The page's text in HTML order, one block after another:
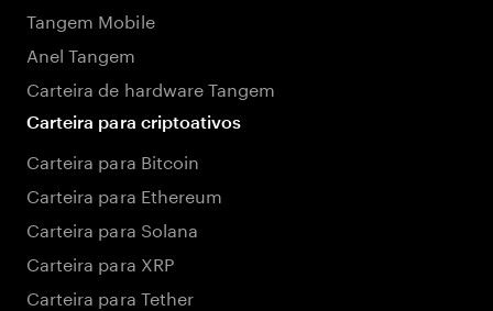
Tangem Mobile
Anel Tangem
Carteira de hardware Tangem
Carteira para criptoativos
Carteira para Bitcoin
Carteira para Ethereum
Carteira para Solana
Carteira para XRP
Carteira para Tether